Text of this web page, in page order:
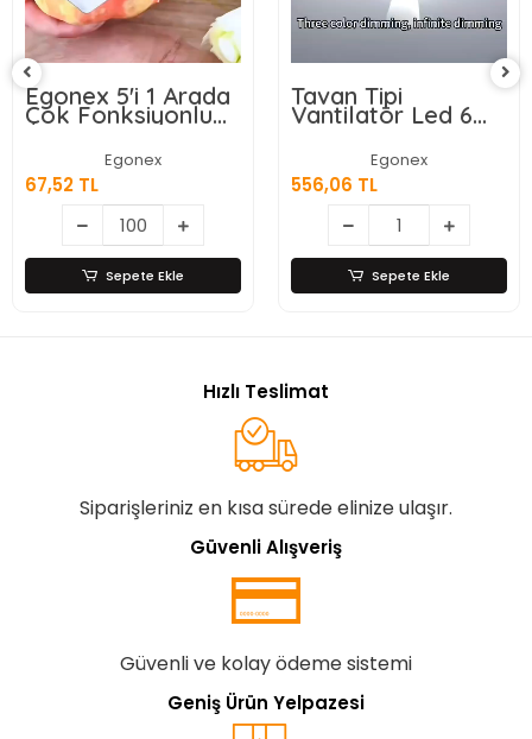
Egonex 5'i 1 Arada
Çok Fonksiyonlu
Meyve Sebze
Soyacağı, Jülyen
Dilimleyici ve Şişe
Açacağı – Ahşap
Saplı Paslanmaz
Çelik
Egonex
67,52 TL
Sepete Ekle
Tavan Tipi
Vantilatör Led 6
Kanatlı
Egonex
556,06 TL
Sepete Ekle
Hızlı Teslimat
Siparişleriniz en kısa sürede elinize ulaşır.
Güvenli Alışveriş
Güvenli ve kolay ödeme sistemi
Geniş Ürün Yelpazesi